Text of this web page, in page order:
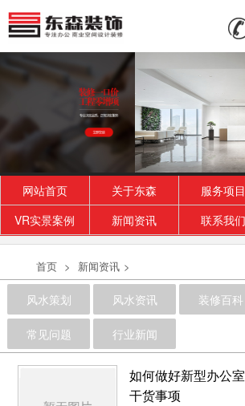
网站首页 关于东森 服务项目
VR实景案例
新闻资讯 联系我们
首页 > 新闻资讯 >
风水策划 风水资讯 装修百科
常见问题 行业新闻
如何做好新型办公
干货事项